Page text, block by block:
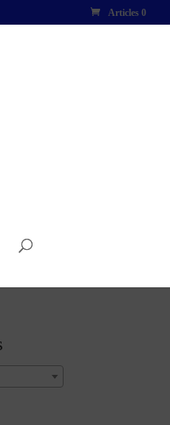
Articles 0